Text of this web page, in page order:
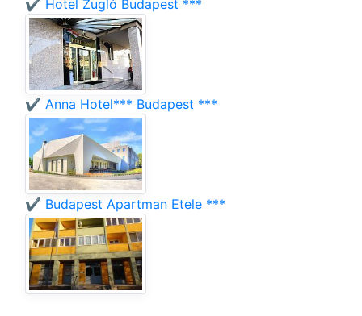
✔️ Hotel Zugló Budapest ***
✔️ Anna Hotel*** Budapest ***
✔️ Budapest Apartman Etele ***